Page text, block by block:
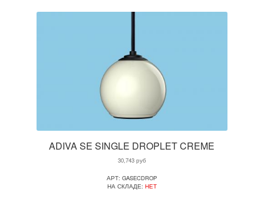
ADIVA SE SINGLE DROPLET CREME
30,743руб
АРТ: GASECDROP
НА СКЛАДЕ: НЕТ